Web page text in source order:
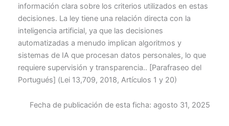
información clara sobre los criterios utilizados en estas
decisiones. La ley tiene una relación directa con la
inteligencia artificial, ya que las decisiones
automatizadas a menudo implican algoritmos y
sistemas de IA que procesan datos personales, lo que
requiere supervisión y transparencia.. [Parafraseo del
Portugués] (Lei 13,709, 2018, Artículos 1 y 20)
Fecha de publicación de esta ficha: agosto 31, 2025